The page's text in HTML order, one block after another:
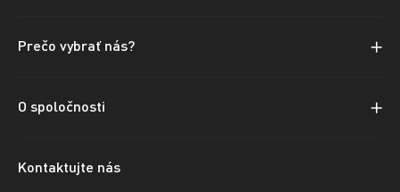
Prečo vybrať nás?
O spoločnosti
Kontaktujte nás